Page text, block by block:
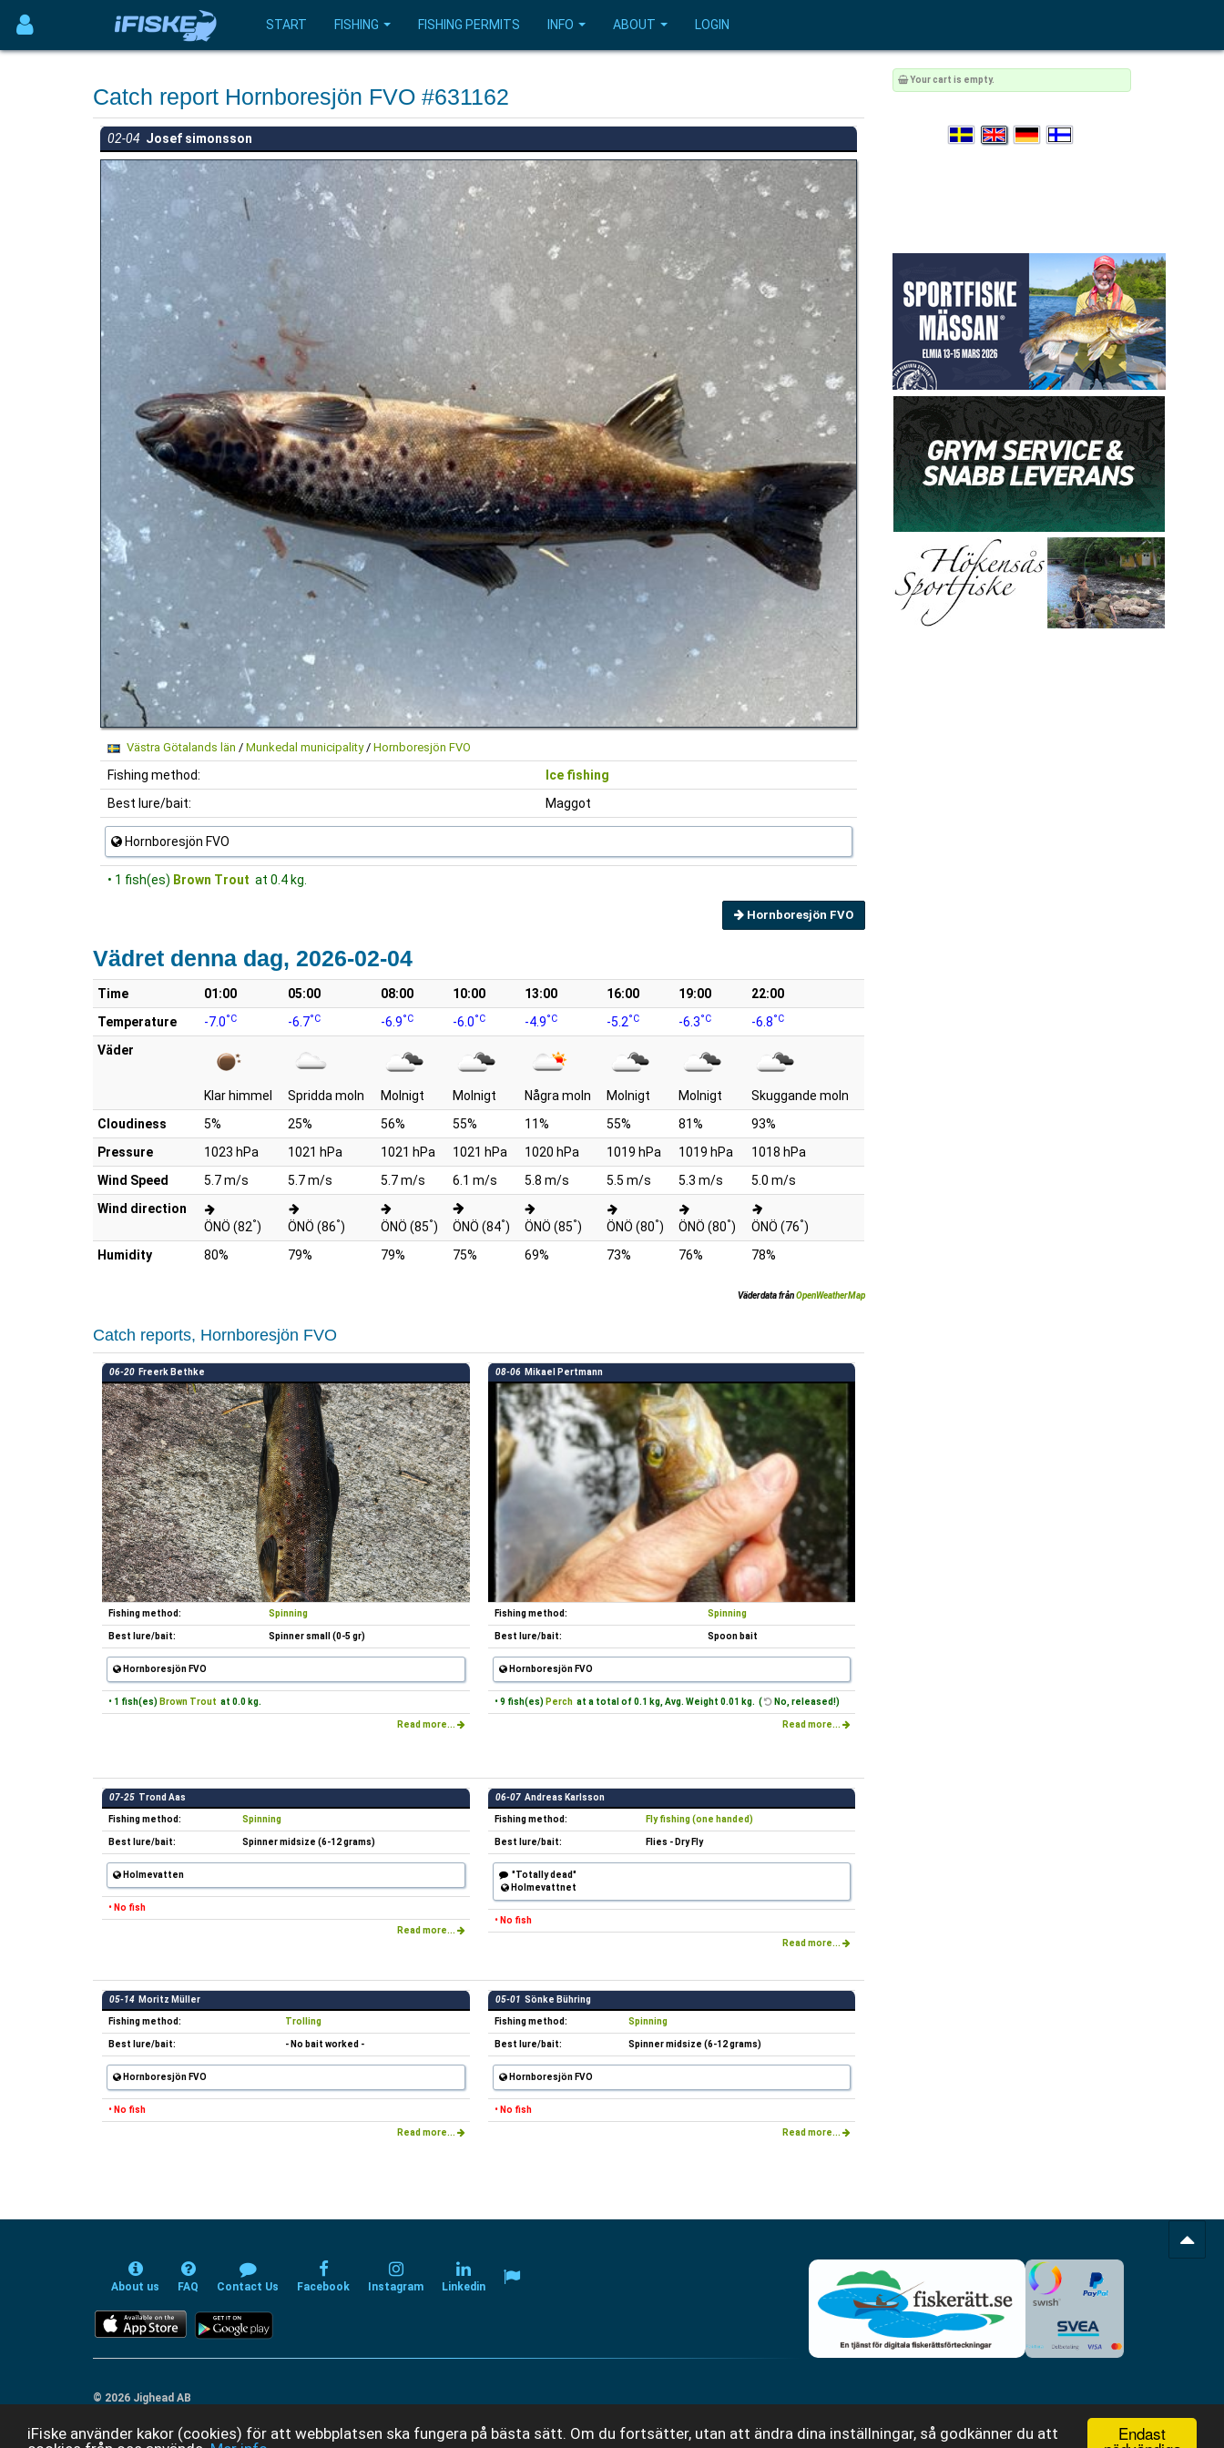
Endast
iFiske använder kakor (cookies) för att webbplatsen ska fungera på bästa sätt. Om du fortsätter, utan att ändra dina inställningar, så godkänner du att
START FISHING FISHING PERMITS INFO ABOUT LOGIN
Catch report Hornboresjön FVO #631162
02-04 Josef simonsson
Västra Götalands län / Munkedal municipality/ Hornboresjön FVO
Fishing method:
Ice fishing
Best lure/bait:
Maggot
Hornboresjön FVO
• 1 fish(es) Brown Trout at 0.4 kg.
Hornboresjön FVO
Vädret denna dag, 2026-02-04
Time 01:00 05:00 08:00 10:00 13:00 16:00 19:00
22:00
Temperature
-7.0°C -6.7°C -6.9°C -6.0°C -4.9°C -5.2°C -6.3°C -6.8°C
Väder
Klar himmel Spridda moln Molnigt Molnigt Några moln Molnigt Molnigt
Skuggande moln
Cloudiness
5% 25% 56% 55% 11% 55% 81%
93%
Pressure
1023 hPa 1021 hPa 1021 hPa 1021 hPa 1020 hPa 1019 hPa 1019 hPa
1018 hPa
Wind Speed
5.7 m/s 5.7 m/s 5.7 m/s 6.1 m/s 5.8 m/s 5.5 m/s 5.3 m/s
5.0 m/s
Wind direction
ÖNÖ (82°) ÖNÖ (86°) ÖNÖ (85°) ÖNÖ (84°) ÖNÖ (85°) ÖNÖ (80°) ÖNÖ (80°) ÖNÖ (76°)
Humidity
80% 79% 79% 75% 69% 73% 76% 78%
Väderdata frånOpenWeatherMap
Catch reports, Hornboresjön FVO
06-20 Freerk Bethke
Fishing method: Spinning
Best lure/bait: Spinner small (0-5 gr)
Hornboresjön FVO
• 1 fish(es) Brown Trout at 0.0 kg.
Read more...
08-06 Mikael Pertmann
Fishing method: Spinning
Best lure/bait: Spoon bait
Hornboresjön FVO
• 9 fish(es) Perch at a total of 0.1 kg, Avg. Weight 0.01 kg. ( No, released!)
Read more...
07-25 Trond Aas
Fishing method: Spinning
Best lure/bait: Spinner midsize (6-12 grams)
Holmevatten
• No fish
Read more...
06-07 Andreas Karlsson
Fishing method: Fly fishing (one handed)
Best lure/bait: Flies - Dry Fly
"Totally dead"
Holmevattnet
• No fish
Read more...
05-14 Moritz Müller
Fishing method: Trolling
Best lure/bait: - No bait worked -
Hornboresjön FVO
• No fish
Read more...
05-01 Sönke Bühring
Fishing method: Spinning
Best lure/bait: Spinner midsize (6-12 grams)
Hornboresjön FVO
• No fish
Read more...
Your cart is empty.
About us FAQ Contact Us Facebook Instagram Linkedin
© 2026 Jighead AB